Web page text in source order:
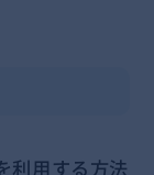
利用する方法